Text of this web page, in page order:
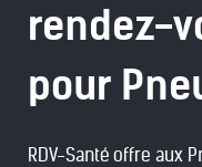
rendez-
pour
RDV-Santé offre aux